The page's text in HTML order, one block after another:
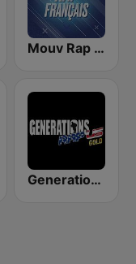
Mouv Rap Français
Generations Rap US Gold